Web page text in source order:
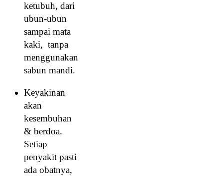
ketubuh, dari
ubun-ubun
sampai mata
kaki, tanpa
menggunakan
sabun mandi.
Keyakinan
akan
kesembuhan
& berdoa.
Setiap
penyakit pasti
ada obatnya,